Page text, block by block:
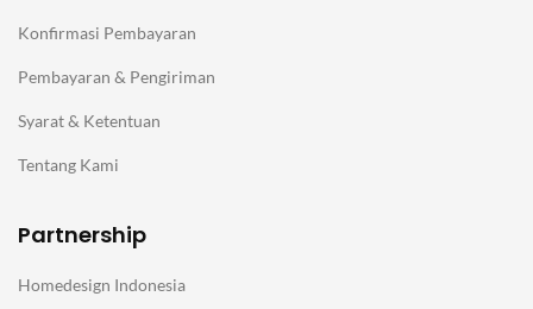
Konfirmasi Pembayaran
Pembayaran & Pengiriman
Syarat & Ketentuan
Tentang Kami
Partnership
Homedesign Indonesia